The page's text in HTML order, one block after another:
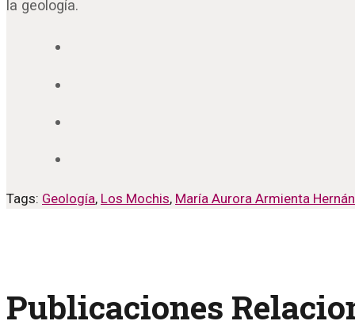
la geología.
Tags: Geología, Los Mochis, María Aurora Armienta
Publicaciones